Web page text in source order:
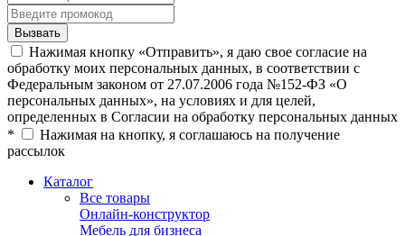
Нажимая кнопку «Отправить», я даю свое согласие на
обработку моих персональных данных, в соответствии с
Федеральным законом от 27.07.2006 года №152-ФЗ «О
персональных данных», на условиях и для целей,
определенных в Согласии на обработку персональных данных
*
Нажимая на кнопку, я соглашаюсь на получение
рассылок
Каталог
Все товары
Онлайн-конструктор
Мебель для бизнеса